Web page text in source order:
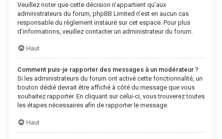
Veuillez noter que cette décision n’appartient qu’aux
administrateurs du forum, phpBB Limited n’est en aucun cas
responsable du règlement instauré sur cet espace. Pour plus
d’informations, veuillez contacter un administrateur du forum.
Haut
Comment puis-je rapporter des messages à un modérateur ?
Si les administrateurs du forum ont activé cette fonctionnalité, un
bouton dédié devrait être affiché à côté du message que vous
souhaitez rapporter. En cliquant sur celui-ci, vous trouverez toutes
les étapes nécessaires afin de rapporter le message.
Haut